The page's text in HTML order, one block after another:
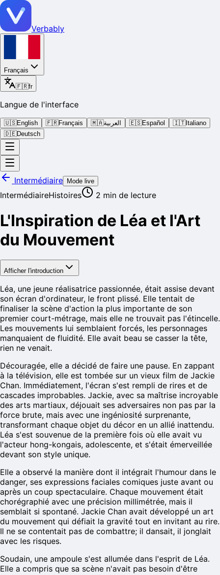
Verbably
Français
🇫🇷fr
Langue de l'interface
🇺🇸English 🇫🇷Français 🇲🇦العربية 🇪🇸Español 🇮🇹Italiano
🇩🇪Deutsch
Intermédiaire Mode live
IntermédiaireHistoires 2 min de lecture
L'Inspiration de Léa et l'Art
du Mouvement
Afficher l'introduction
Léa, une jeune réalisatrice passionnée, était assise devant
son écran d'ordinateur, le front plissé. Elle tentait de
finaliser la scène d'action la plus importante de son
premier court-métrage, mais elle ne trouvait pas l'étincelle.
Les mouvements lui semblaient forcés, les personnages
manquaient de fluidité. Elle avait beau se casser la tête,
rien ne venait.
Découragée, elle a décidé de faire une pause. En zappant
à la télévision, elle est tombée sur un vieux film de Jackie
Chan. Immédiatement, l'écran s'est rempli de rires et de
cascades improbables. Jackie, avec sa maîtrise incroyable
des arts martiaux, déjouait ses adversaires non pas par la
force brute, mais avec une ingéniosité surprenante,
transformant chaque objet du décor en un allié inattendu.
Léa s'est souvenue de la première fois où elle avait vu
l'acteur hong-kongais, adolescente, et s'était émerveillée
devant son style unique.
Elle a observé la manière dont il intégrait l'humour dans le
danger, ses expressions faciales comiques juste avant ou
après un coup spectaculaire. Chaque mouvement était
chorégraphié avec une précision millimétrée, mais il
semblait si spontané. Jackie Chan avait développé un art
du mouvement qui défiait la gravité tout en invitant au rire.
Il ne se contentait pas de combattre; il dansait, il jonglait
avec les risques.
Soudain, une ampoule s'est allumée dans l'esprit de Léa.
Elle a compris que sa scène n'avait pas besoin d'être